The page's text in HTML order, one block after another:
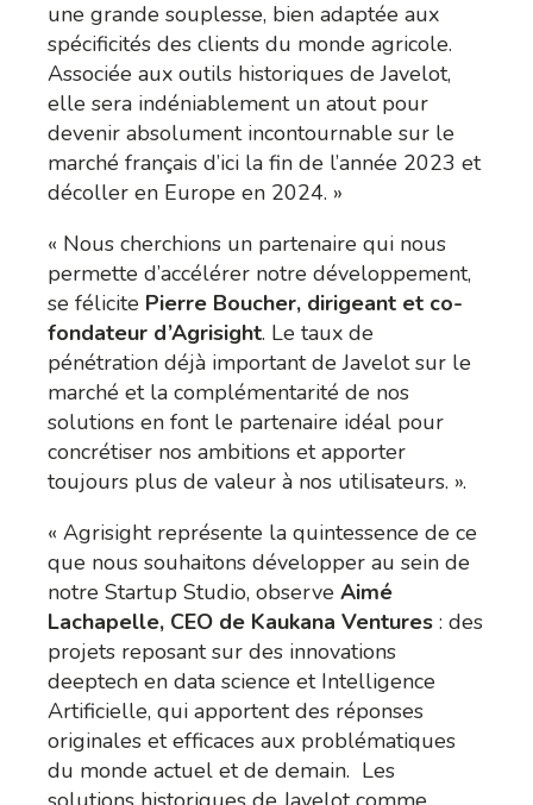
une grande souplesse, bien adaptée aux
spécificités des clients du monde agricole.
Associée aux outils historiques de Javelot,
elle sera indéniablement un atout pour
devenir absolument incontournable sur le
marché français d’ici la fin de l’année 2023 et
décoller en Europe en 2024. »
« Nous cherchions un partenaire qui nous
permette d’accélérer notre développement,
se félicite Pierre Boucher, dirigeant et co-
fondateur d’Agrisight. Le taux de
pénétration déjà important de Javelot sur le
marché et la complémentarité de nos
solutions en font le partenaire idéal pour
concrétiser nos ambitions et apporter
toujours plus de valeur à nos utilisateurs. ».
« Agrisight représente la quintessence de ce
que nous souhaitons développer au sein de
notre Startup Studio, observe Aimé
Lachapelle, CEO de Kaukana Ventures : des
projets reposant sur des innovations
deeptech en data science et Intelligence
Artificielle, qui apportent des réponses
originales et efficaces aux problématiques
du monde actuel et de demain. Les